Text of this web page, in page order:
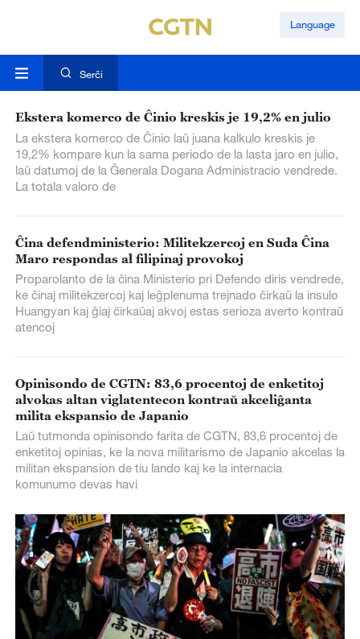
Language
Serĉi
Ekstera komerco de Ĉinio kreskis je 19,2% en julio
La ekstera komerco de Ĉinio laŭ juana kalkulo kreskis je
19,2% kompare kun la sama periodo de la lasta jaro en julio,
laŭ datumoj de la Ĝenerala Dogana Administracio vendrede.
La totala valoro de
Ĉina defendministerio: Militekzercoj en Suda Ĉina
Maro respondas al filipinaj provokoj
Proparolanto de la ĉina Ministerio pri Defendo diris vendrede,
ke ĉinaj militekzercoj kaj leĝplenuma trejnado ĉirkaŭ la insulo
Huangyan kaj ĝiaj ĉirkaŭaj akvoj estas serioza averto kontraŭ
atencoj
Opinisondo de CGTN: 83,6 procentoj de enketitoj
alvokas altan viglatentecon kontraŭ akceliĝanta
milita ekspansio de Japanio
Laŭ tutmonda opinisondo farita de CGTN, 83,6 procentoj de
enketitoj opinias, ke la nova militarismo de Japanio akcelas la
militan ekspansion de tiu lando kaj ke la internacia
komunumo devas havi